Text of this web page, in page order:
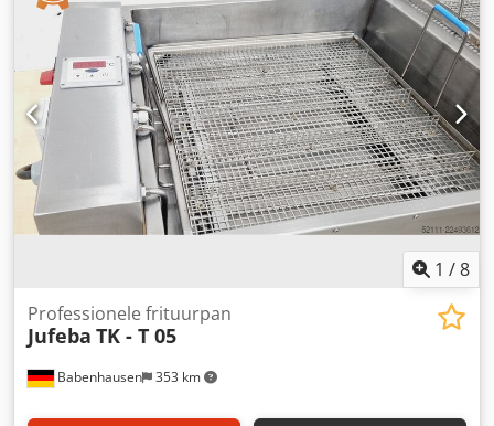
Een beproefde kneder voor uw deeg! 2 programmeerbare
timers Spiraalkneder met 2 snelheden Roestvrijstalen kuip
en spiraal Voor maximaal 120 kg deeg Aansluiting: 400 V
Stevige mechaniek! Gebruikte machine, gereviseerd Met
garantie + reserveonderdelenservice Kwaliteit van een
specialist! Profiteer van meer dan 35 jaar ervaring! Optie:
Onderhoudscontract Reserveonderdelenset voor meer
zekerheid! Dkodpfjzrrqvex Ap Ier Onze servicepakketten
maken het verschil! Leveringsservice Instructie en
inbedrijfstelling Bezoek ons!
1 /8
Babenhausen 353 km
Professionele frituurpan
Jufeba TK - T 05